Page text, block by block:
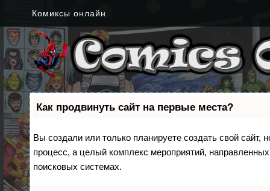
Комиксы онлайн
Как продвинуть сайт на первые места?
Вы создали или только планируете создать свой сайт,
процесс, а целый комплекс мероприятий,
поисковых системах.